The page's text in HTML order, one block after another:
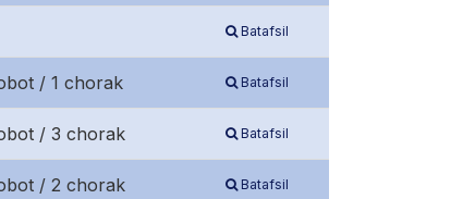
Batafsil
/ 1 chorak Batafsil
/ 3 chorak Batafsil
/ 2 chorak Batafsil